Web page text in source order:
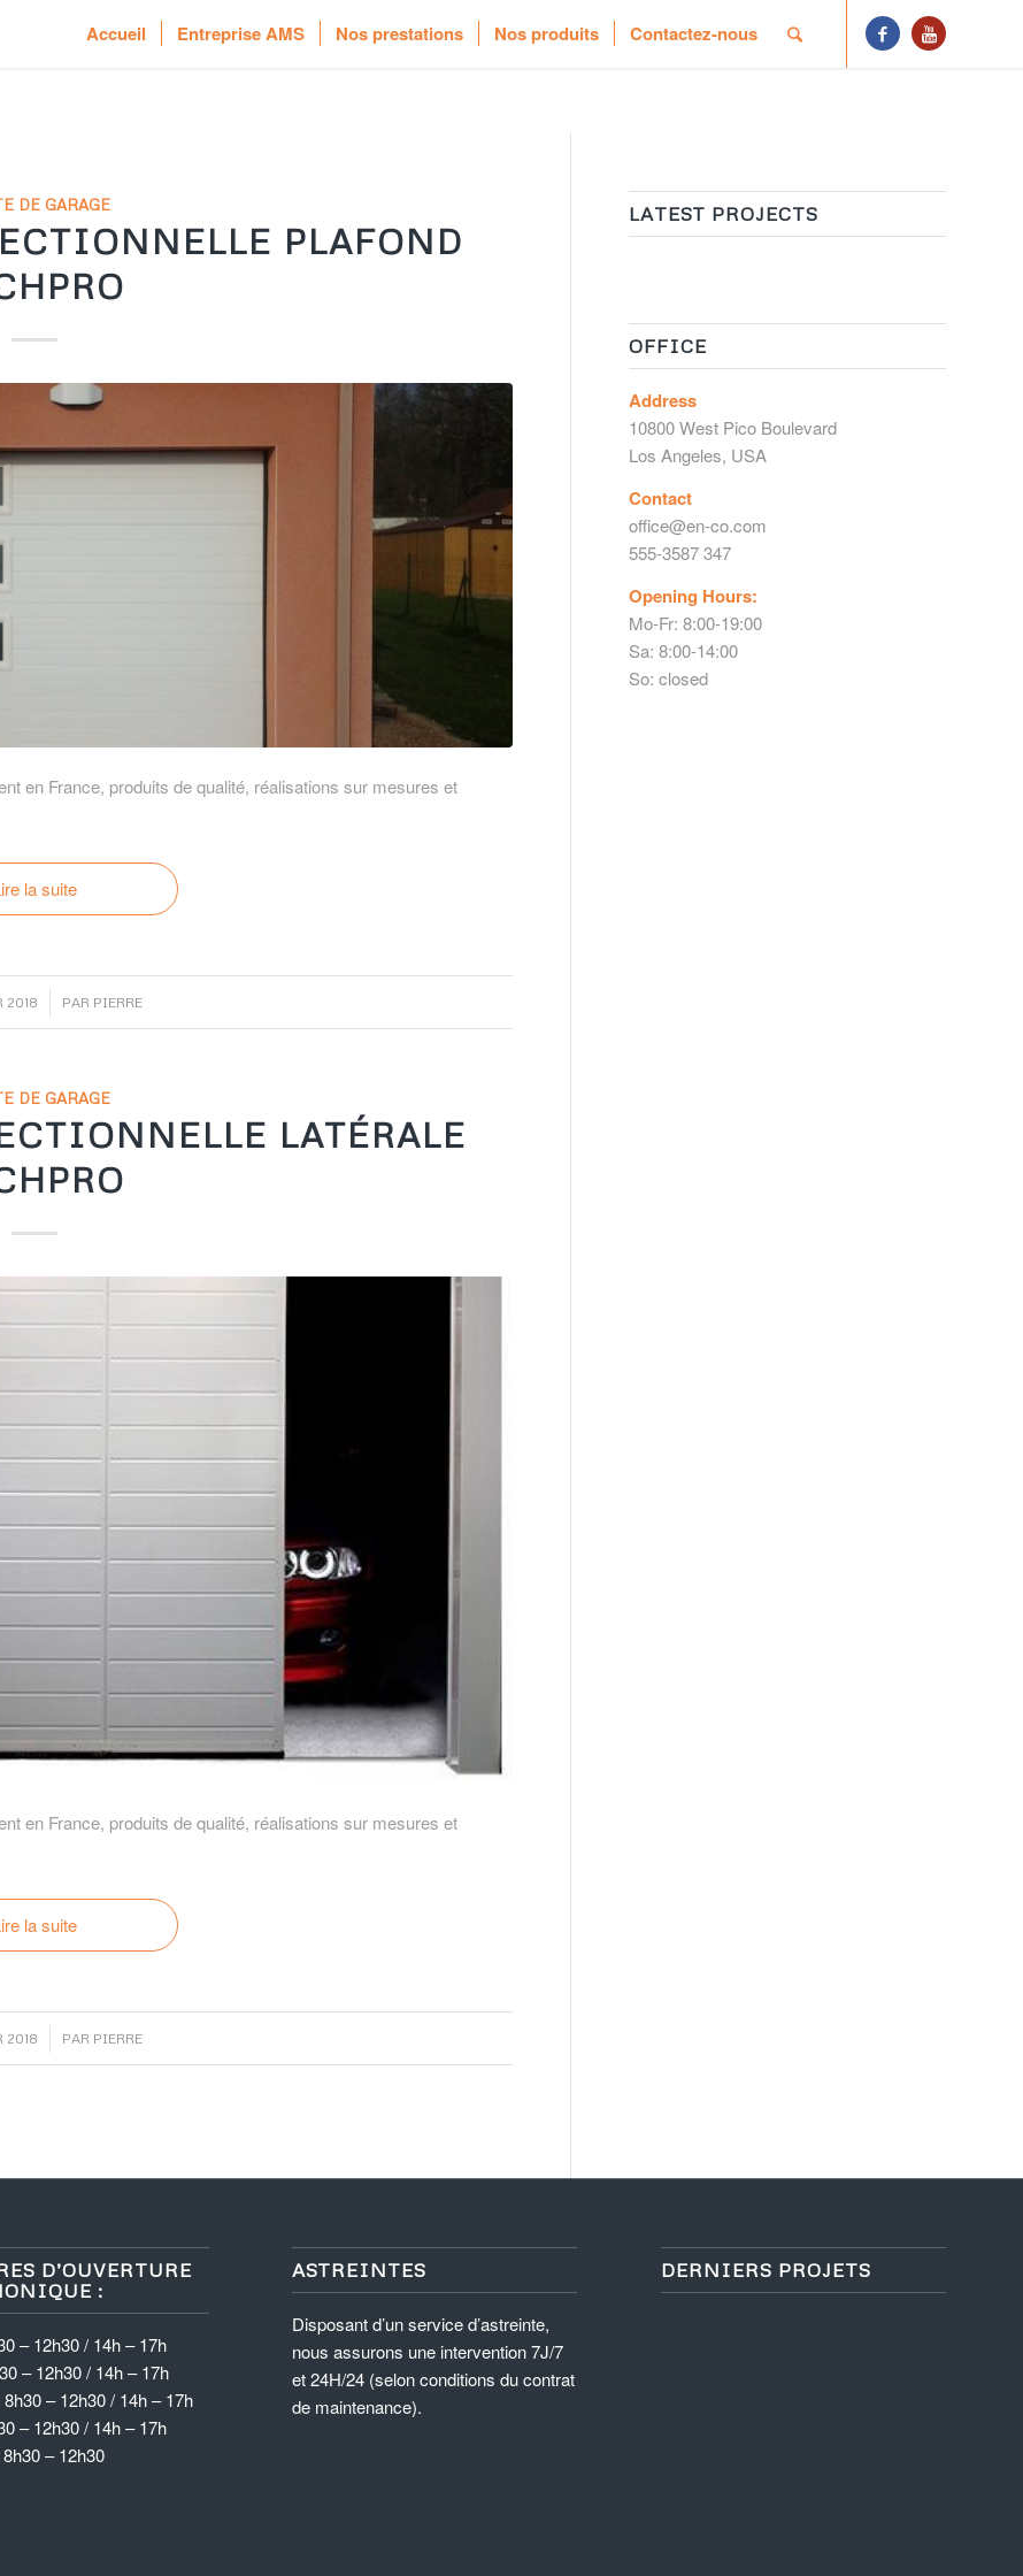
Accueil Entreprise AMS Nos prestations Nos produits Contactez-nous
DE GARAGE
PLAFOND
en France, produits de qualité, réalisations sur mesures et
la suite
2018 PAR PIERRE
DE GARAGE
LATÉRALE
en France, produits de qualité, réalisations sur mesures et
la suite
2018 PAR PIERRE
LATEST PROJECTS
OFFICE
Address
10800 West Pico Boulevard
Los Angeles, USA
Contact
office@en-co.com
555-3587 347
Opening Hours:
Mo-Fr: 8:00-19:00
Sa: 8:00-14:00
So: closed
D’OUVERTURE
:
– 12h30 / 14h – 17h
– 12h30 / 14h – 17h
– 12h30 / 14h – 17h
– 12h30 / 14h – 17h
– 12h30
ASTREINTES
Disposant d’un service d’astreinte,
nous assurons une intervention 7J/7
et 24H/24 (selon conditions du contrat
de maintenance).
DERNIERS PROJETS